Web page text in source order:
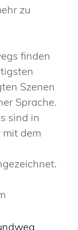
zu
finden
Szenen
Sprache.
sind in
dem